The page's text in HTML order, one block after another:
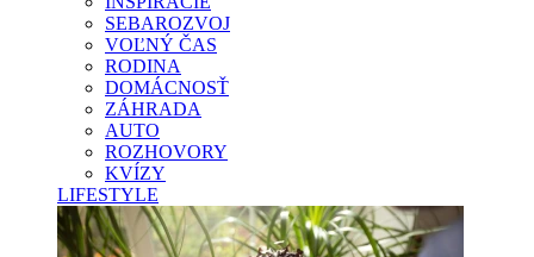
SEBAROZVOJ
VOĽNÝ ČAS
RODINA
DOMÁCNOSŤ
ZÁHRADA
AUTO
ROZHOVORY
KVÍZY
LIFESTYLE